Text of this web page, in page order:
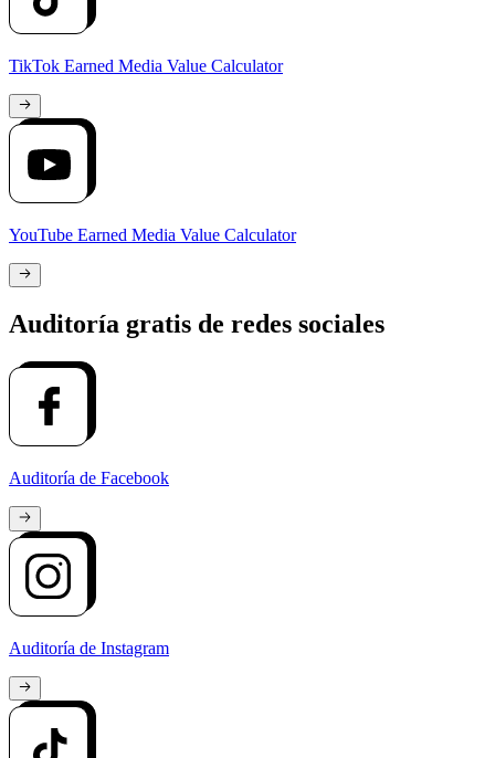
TikTok Earned Media Value Calculator
YouTube Earned Media Value Calculator
Auditoría gratis de redes sociales
Auditoría de Facebook
Auditoría de Instagram